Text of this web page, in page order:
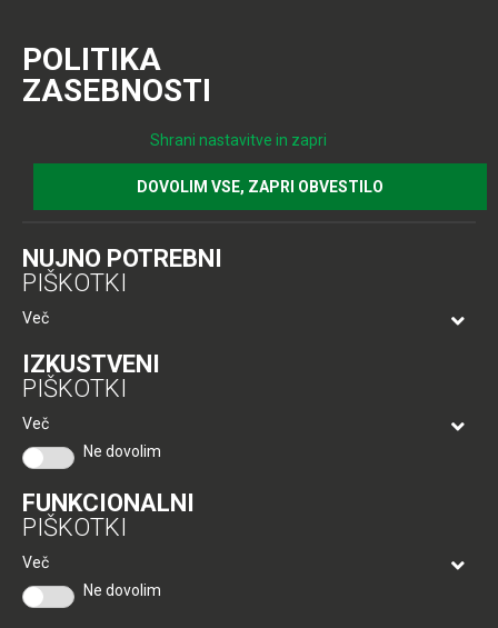
POLITIKA
ZASEBNOSTI
Shrani nastavitve in zapri
DOVOLIM VSE, ZAPRI OBVESTILO
NUJNO POTREBNI
PIŠKOTKI
Več
IZKUSTVENI
PIŠKOTKI
Več
Ne dovolim
FUNKCIONALNI
PIŠKOTKI
Več
Ne dovolim
Zemljišča za gradnjo stanovanjskih naselji
Vas zanima najem nepremičnine?
Oglejte si našo ponudbo.